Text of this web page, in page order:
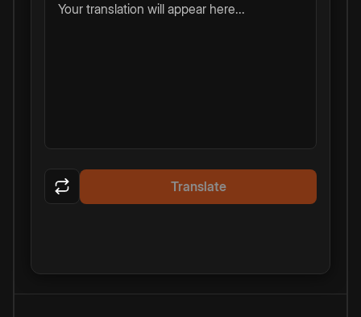
Your translation will appear here...
Translate